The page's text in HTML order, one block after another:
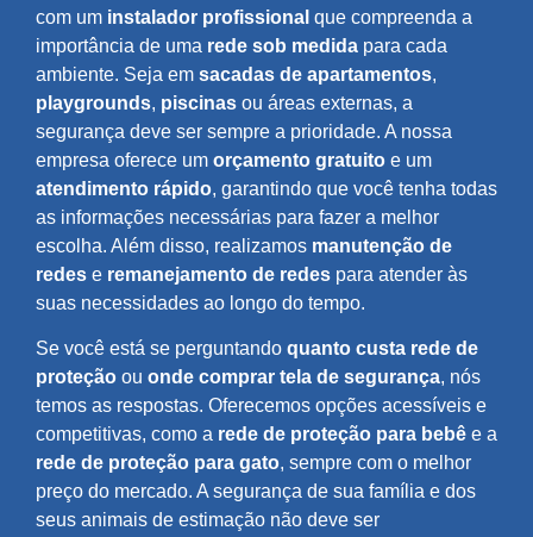
com um instalador profissional que compreenda a
importância de uma rede sob medida para cada
ambiente. Seja em sacadas de apartamentos,
playgrounds, piscinas ou áreas externas, a
segurança deve ser sempre a prioridade. A nossa
empresa oferece um orçamento gratuito e um
atendimento rápido, garantindo que você tenha todas
as informações necessárias para fazer a melhor
escolha. Além disso, realizamos manutenção de
redes e remanejamento de redes para atender às
suas necessidades ao longo do tempo.
Se você está se perguntando quanto custa rede de
proteção ou onde comprar tela de segurança, nós
temos as respostas. Oferecemos opções acessíveis e
competitivas, como a rede de proteção para bebê e a
rede de proteção para gato, sempre com o melhor
preço do mercado. A segurança de sua família e dos
seus animais de estimação não deve ser